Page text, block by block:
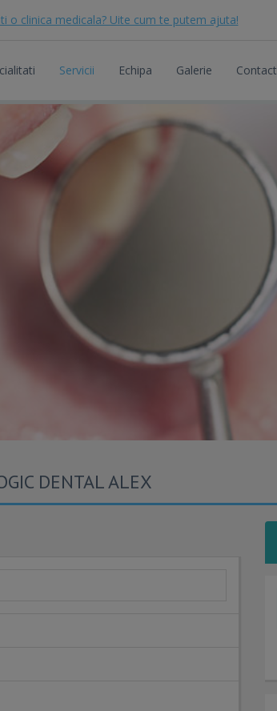
o clinica medicala? Uite cum te putem ajuta!
Servicii Echipa Galerie Contact
DENTAL ALEX